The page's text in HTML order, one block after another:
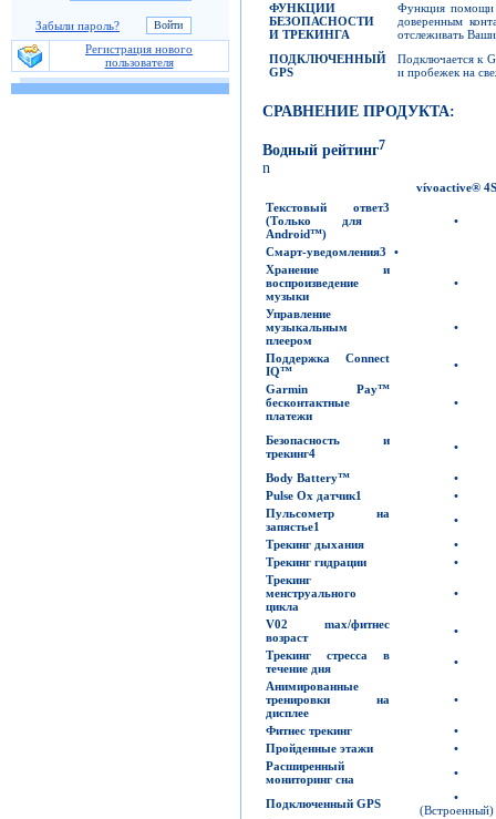
Забыли пароль?
Регистрация нового
пользователя
ФУНКЦИИ
БЕЗОПАСНОСТИ
И ТРЕКИНГА
Функция помощи
доверенным
отслеживать
ПОДКЛЮЧЕННЫЙ
GPS
Подключается к
и пробежек на
СРАВНЕНИЕ ПРОДУКТА:
Водный рейтинг7
n
vívoactive® 4S
Текстовый ответ3
(Только для
Android™)
•
Смарт-уведомления3
•
Хранение и
воспроизведение
музыки
•
Управление
музыкальным
плеером
•
Поддержка Connect
IQ™
•
Garmin Pay™
бесконтактные
платежи
•
Безопасность и
трекинг4 •
Body Battery™
•
Pulse Ox датчик1
•
Пульсометр на
запястье1
•
Трекинг дыхания
•
Трекинг гидрации
•
Трекинг
менструального
цикла
•
V02 max/фитнес
возраст
•
Трекинг стресса в
течение дня
•
Анимированные
тренировки на
дисплее
•
Фитнес трекинг
•
Пройденные этажи
•
Расширенный
мониторинг сна
•
Подключенный GPS
•
(Встроенный)